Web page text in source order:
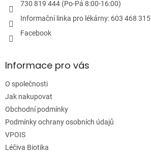
730 819 444 (Po-Pá 8:00-16:00)
Informační linka pro lékárny: 603 468 315
Facebook
Informace pro vás
O společnosti
Jak nakupovat
Obchodní podmínky
Podmínky ochrany osobních údajů
VPOIS
Léčiva Biotika